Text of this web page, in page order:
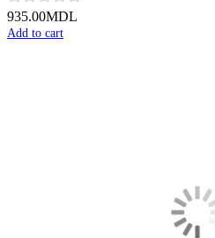
935.00MDL
Add to cart